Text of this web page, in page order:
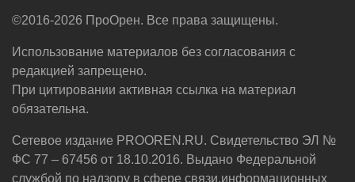
©2016-2026 ПроОрен. Все права защищены.
Использование материалов без согласования с
редакцией запрещено.
При цитировании активная ссылка на материал
обязательна.
Сетевое издание PROOREN.RU. Свидетельство ЭЛ №
ФС 77 – 67456 от 18.10.2016. Выдано Федеральной
службой по надзору в сфере связи,информационных